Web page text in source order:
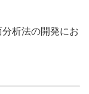
析法の開発にお